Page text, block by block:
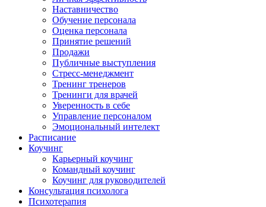
Наставничество
Обучение персонала
Оценка персонала
Принятие решений
Продажи
Публичные выступления
Стресс-менеджмент
Тренинг тренеров
Тренинги для врачей
Уверенность в себе
Управление персоналом
Эмоциональный интелект
Расписание
Коучинг
Карьерный коучинг
Командный коучинг
Коучинг для руководителей
Консультация психолога
Психотерапия